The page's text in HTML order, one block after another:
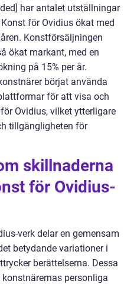
har antalet utställningar
för Ovidius ökat med
Konstförsäljningen
ökat markant, med en
på 15% per år.
börjat använda
för att visa och
Ovidius, vilket ytterligare
tillgängligheten för
skillnaderna
för Ovidius-
verk delar en gemensam
betydande variationer i
berättelserna. Dessa
personliga